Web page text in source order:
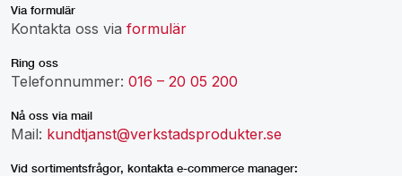
Via formulär
Kontakta oss via formulär
Ring oss
Telefonnummer: 016 – 20 05 200
Nå oss via mail
Mail: kundtjanst@verkstadsprodukter.se
Vid sortimentsfrågor, kontakta e-commerce manager: